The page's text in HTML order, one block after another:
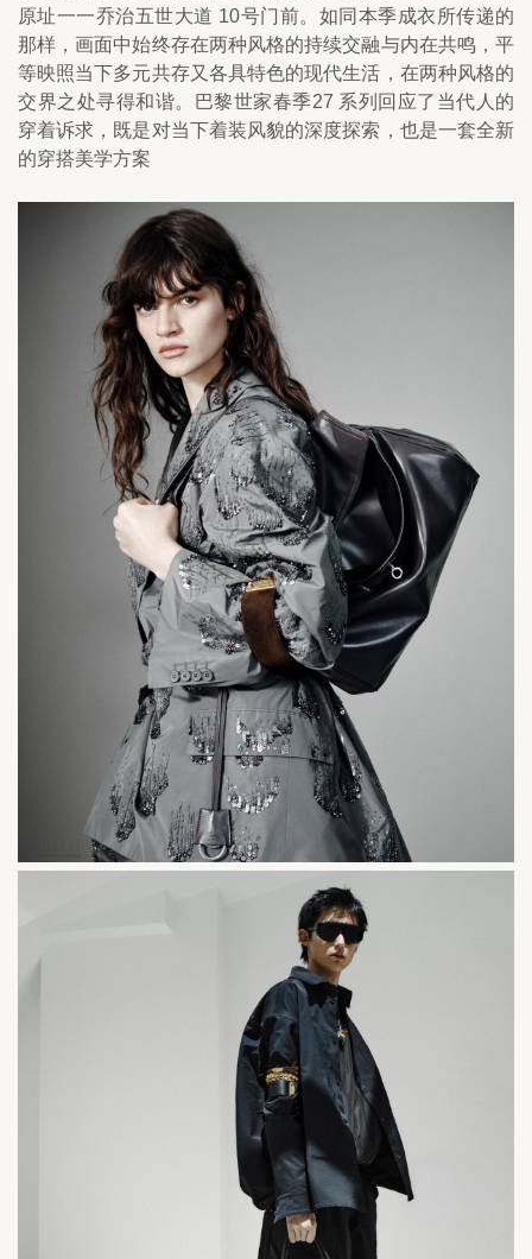
原址一一乔治五世大道 10号门前。如同本季成衣所传递的
那样，画面中始终存在两种风格的持续交融与内在共鸣，平
等映照当下多元共存又各具特色的现代生活，在两种风格的
交界之处寻得和谐。巴黎世家春季27 系列回应了当代人的
穿着诉求，既是对当下着装风貌的深度探索，也是一套全新
的穿搭美学方案